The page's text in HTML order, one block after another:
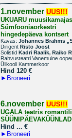
1.november UUS!!!
UKUARU
Sümfooniaorkestri
hingedepäeva kontsert
Kavas: Johannes Brahms
Dirigent Risto Joost
Solistid Kadri Raalik, Raiko
Rahvusteatri Vanemuine
Ülikooli Kammerkoor
Hind 120 €
► Broneeri
6.november UUS!!!
UGALA teatris
SÜÜNIPÄEVAKÜÜNLAD
Hind ... €
► Broneeri